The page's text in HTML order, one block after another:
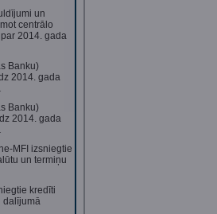
un
centrālo
2014. gada
Banku)
2014. gada
Banku)
2014. gada
MFI izsniegtie
un termiņu
kredīti
dalījumā